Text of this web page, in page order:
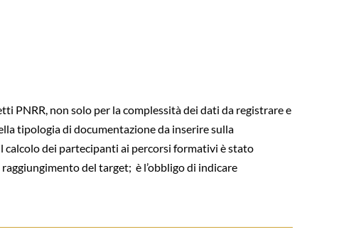
PNRR, non solo per la complessità dei dati da registrare e
tipologia di documentazione da inserire sulla
dei partecipanti ai percorsi formativi è stato
del target; è l’obbligo di indicare